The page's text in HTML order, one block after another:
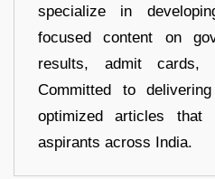
specialize in
focused content on
results, admit cards,
Committed to
optimized articles that
aspirants across India.